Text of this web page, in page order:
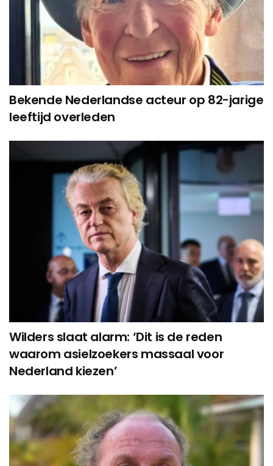
Bekende Nederlandse acteur op 82-jarige
leeftijd overleden
Wilders slaat alarm: ‘Dit is de reden
waarom asielzoekers massaal voor
Nederland kiezen’